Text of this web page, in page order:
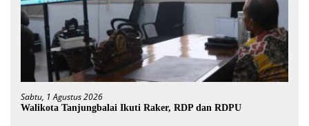
Sabtu, 1 Agustus 2026
Walikota Tanjungbalai Ikuti Raker, RDP dan RDPU